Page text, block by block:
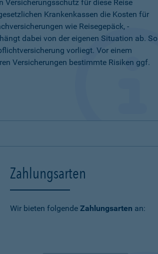
Versicherungsschutz für diese Reise
Krankenkassen die Kosten für
wie Reisegepäck, -
dabei von der eigenen Situation ab. So
vorliegt. Vor einem
Versicherungen bestimmte Risiken ggf.
Zahlungsarten
Wir bieten folgendeZahlungsarten an: